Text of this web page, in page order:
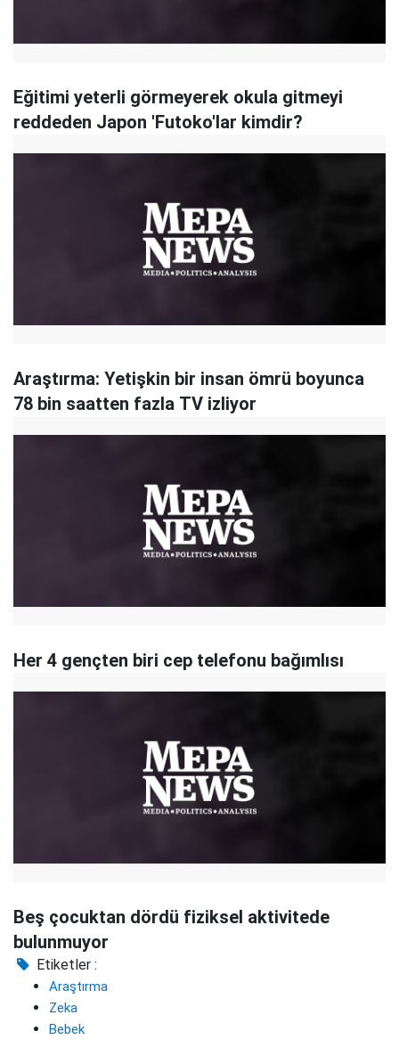
Eğitimi yeterli görmeyerek okula gitmeyi
reddeden Japon 'Futoko'lar kimdir?
Araştırma: Yetişkin bir insan ömrü boyunca
78 bin saatten fazla TV izliyor
Her 4 gençten biri cep telefonu bağımlısı
Beş çocuktan dördü fiziksel aktivitede
bulunmuyor
Etiketler :
Araştırma
Zeka
Bebek